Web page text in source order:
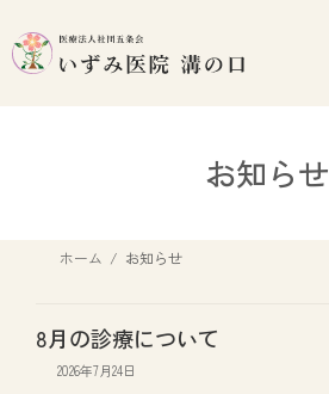
ン
テ
ビ
ゲ
お知らせ
ホーム お知らせ
8月の診療について
2026年7月24日